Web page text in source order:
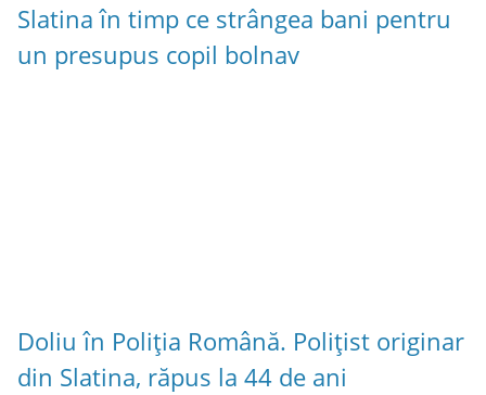
Slatina în timp ce strângea bani pentru
un presupus copil bolnav
Doliu în Poliția Română. Polițist originar
din Slatina, răpus la 44 de ani